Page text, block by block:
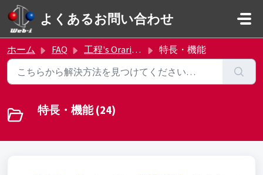
メインコンテンツに移動
よくあるお問い合わせ
ホーム FAQ 工程's Orarioについて 特長・機能
特長・機能 (24)